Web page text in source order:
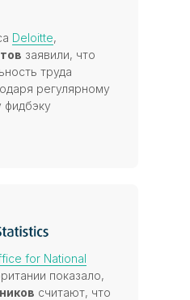
Deloitte,
заявили, что
труда
регулярному
фидбэку
for National
показало,
считают, что